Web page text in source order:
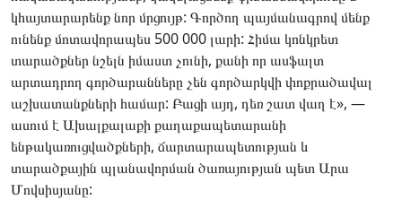
կհայտարարենք նոր մրցույթ: Գործող պայմանագրով մենք
ունենք մոտավորապես 500 000 լարի: Հիմա կոնկրետ
տարածքներ նշելն իմաստ չունի, քանի որ ասֆալտ
արտադրող գործարանները չեն գործարկվի փոքրածավալ
աշխատանքների համար: Բացի այդ, դեռ շատ վաղ է», —
ասում է Ախալքալաքի քաղաքապետարանի
ենթակառուցվածքների, ճարտարապետության և
տարածքային պլանավորման ծառայության պետ Արա
Մովսիսյանը: